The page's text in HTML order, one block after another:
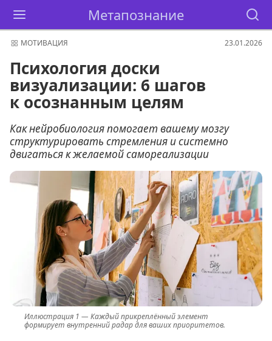
Метапознание
МОТИВАЦИЯ 23.01.2026
Психология доски
визуализации: 6 шагов
к осознанным целям
Как нейробиология помогает вашему мозгу
структурировать стремления и системно
двигаться к желаемой самореализации
Каждый прикреплённый элемент
формирует внутренний радар для ваших приоритетов.